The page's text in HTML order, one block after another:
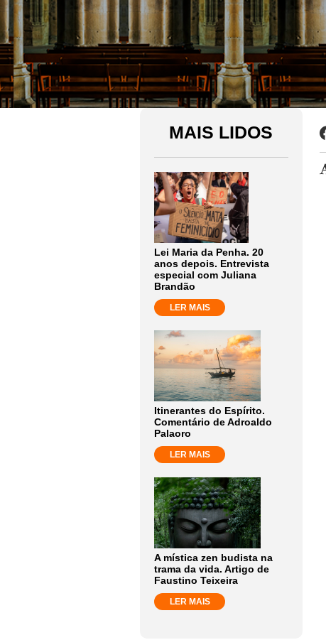
MAIS LIDOS
Lei Maria da Penha. 20
anos depois. Entrevista
especial com Juliana
Brandão
LER MAIS
Itinerantes do Espírito.
Comentário de Adroaldo
Palaoro
LER MAIS
A mística zen budista na
trama da vida. Artigo de
Faustino Teixeira
LER MAIS